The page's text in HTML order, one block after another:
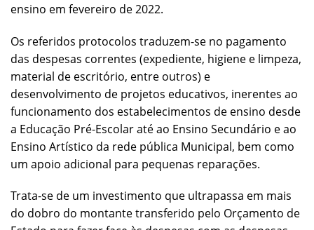
ensino em fevereiro de 2022.
Os referidos protocolos traduzem-se no pagamento
das despesas correntes (expediente, higiene e limpeza,
material de escritório, entre outros) e
desenvolvimento de projetos educativos, inerentes ao
funcionamento dos estabelecimentos de ensino desde
a Educação Pré-Escolar até ao Ensino Secundário e ao
Ensino Artístico da rede pública Municipal, bem como
um apoio adicional para pequenas reparações.
Trata-se de um investimento que ultrapassa em mais
do dobro do montante transferido pelo Orçamento de